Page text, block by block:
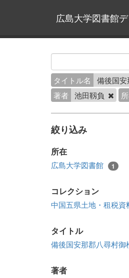
広島大学図書館
タイトル名
備後国
著者
池田靱負
絞り込み
所在
広島大学図書館 1
コレクション
中国五県土地・租税資
タイトル
備後国安那郡八尋村御
著者